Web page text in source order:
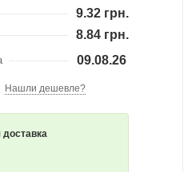
9.32 грн.
8.84 грн.
09.08.26
Нашли дешевле?